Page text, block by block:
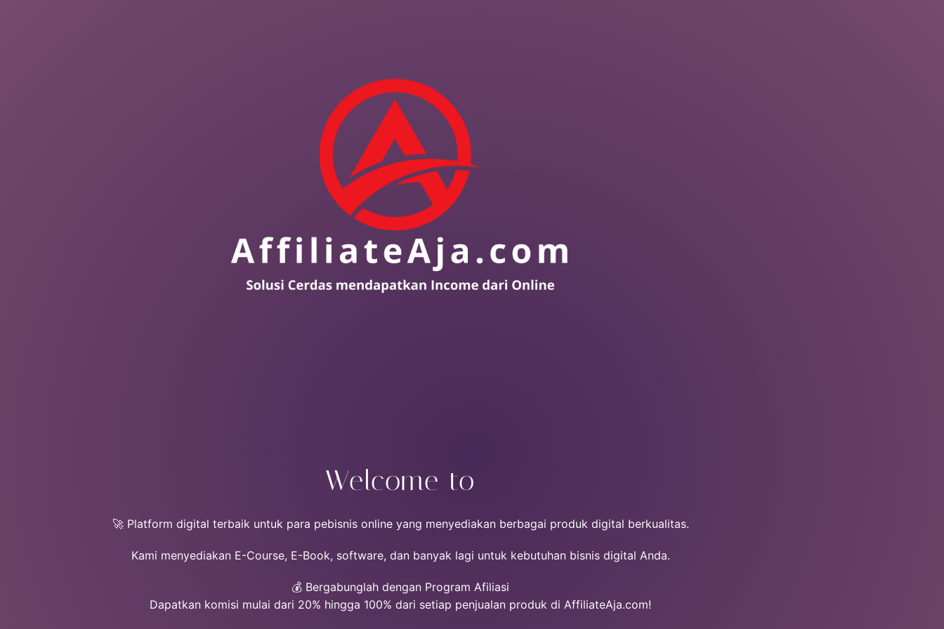
Welcome to
🚀 Platform digital terbaik untuk para pebisnis online yang menyediakan berbagai produk digital berkualitas.
Kami menyediakan E-Course, E-Book, software, dan banyak lagi untuk kebutuhan bisnis digital Anda.
💰 Bergabunglah dengan Program Afiliasi
Dapatkan komisi mulai dari 20% hingga 100% dari setiap penjualan produk di AffiliateAja.com!